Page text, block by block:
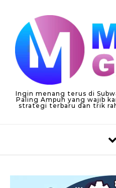
Ingin menang terus di
Paling Ampuh yang wajib
strategi terbaru dan trik